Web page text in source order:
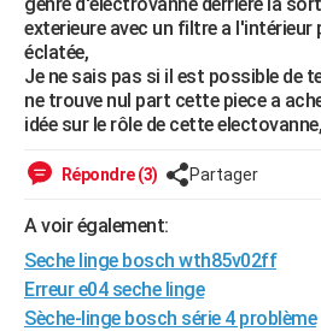
Destinations
City break
Voyage nature
Voyage de noces
Forum
Climat
+PHOTO
GUIDES D'ACHAT
BONS PLANS
CARTE DE VOEUX
Carte de Noël
Carte Bonne année
Carte Saint-Valentin
Carte Pâques
Carte d'anniversaire
DICTIONNAIRE
Dictionnaire
Biographies
Citations
Expressions
Proverbes
PROGRAMME TV
COPAINS D'AVANT
exterieure avec un filtre a l'intérieur
éclatée,
Je ne sais pas si il est possible de
ne trouve nul part cette piece a
idée sur le rôle de cette
Répondre (3) Partager
A voir également:
Seche linge bosch wth85v02ff
Erreur e04 seche linge
Sèche-linge bosch série 4 problème